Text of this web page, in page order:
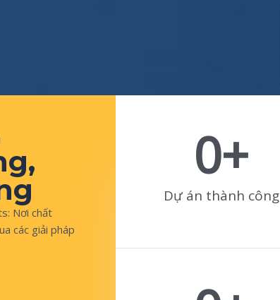
Nơi chất
các giải pháp
Dự án thành công
0+